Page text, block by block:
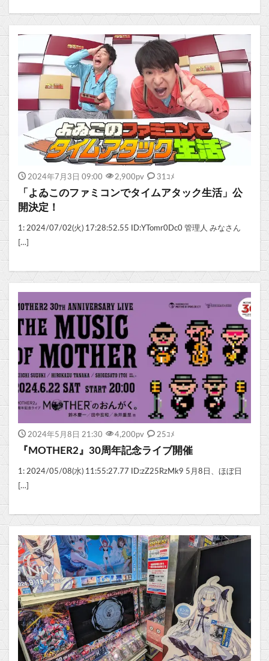
2024年7月3日 09:00 2,900pv 31ｺﾒ
「よゐこのファミコンでタイムアタック生活」公
開決定！
1: 2024/07/02(火) 17:28:52.55 ID:YTomr0Dc0 管理人 みなさん
[…]
2024年5月8日 21:30 4,200pv 25ｺﾒ
『MOTHER2』30周年記念ライブ開催
1: 2024/05/08(水) 11:55:27.77 ID:zZ25RzMk9 5月8日、ほぼ日
[…]